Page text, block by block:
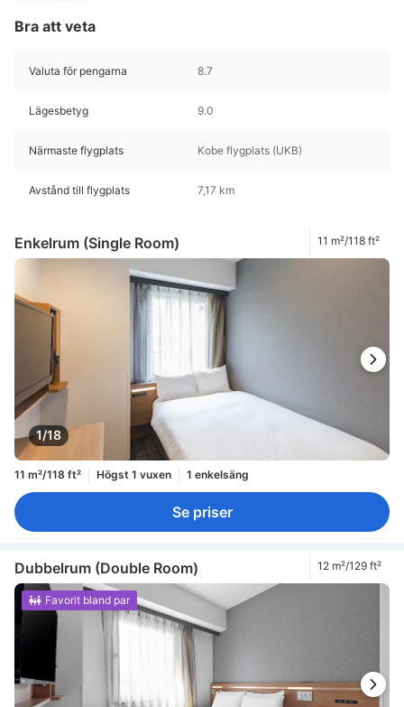
Bra att veta
Valuta för pengarna 8.7
Lägesbetyg 9.0
Närmaste flygplats Kobe flygplats (UKB)
Avstånd till flygplats 7,17 km
Enkelrum (Single Room) 11 m²/118 ft²
1/18
11 m²/118 ft² Högst 1 vuxen 1 enkelsäng
Se priser
Dubbelrum (Double Room) 12 m²/129 ft²
Favorit bland par